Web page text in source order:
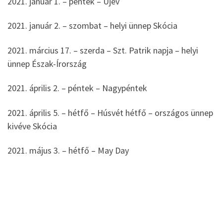
2021. január 2. – szombat – helyi ünnep Skócia
2021. március 17. – szerda – Szt. Patrik napja – helyi
ünnep Észak-Írország
2021. április 2. – péntek – Nagypéntek
2021. április 5. – hétfő – Húsvét hétfő – országos ünnep
kivéve Skócia
2021. május 3. – hétfő – May Day